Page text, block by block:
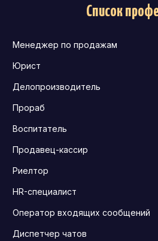
Список
Менеджер по продажам
Юрист
Делопроизводитель
Прораб
Воспитатель
Продавец-кассир
Риелтор
HR-специалист
Оператор входящих сообщений
Диспетчер чатов